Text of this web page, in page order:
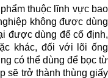
thuộc lĩnh vực bao
không được dùng
được dùng để cố định,
khác, đối với lõi ống
có thể dùng để bọc từ
sẽ trở thành thùng giấy